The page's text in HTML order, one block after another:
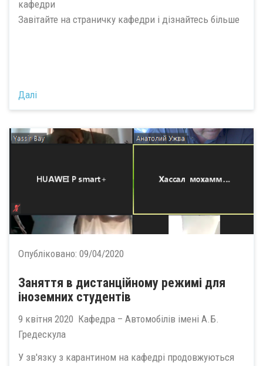
кафедри
Завітайте на страничку кафедри і дізнайтесь більше
Далі
Опубліковано: 09/04/2020
Заняття в дистанційному режимі для
іноземних студентів
9 квітня 2020 Кафедра – Автомобілів імені А.Б.
Гредескула
У зв'язку з карантином на кафедрі продовжуються